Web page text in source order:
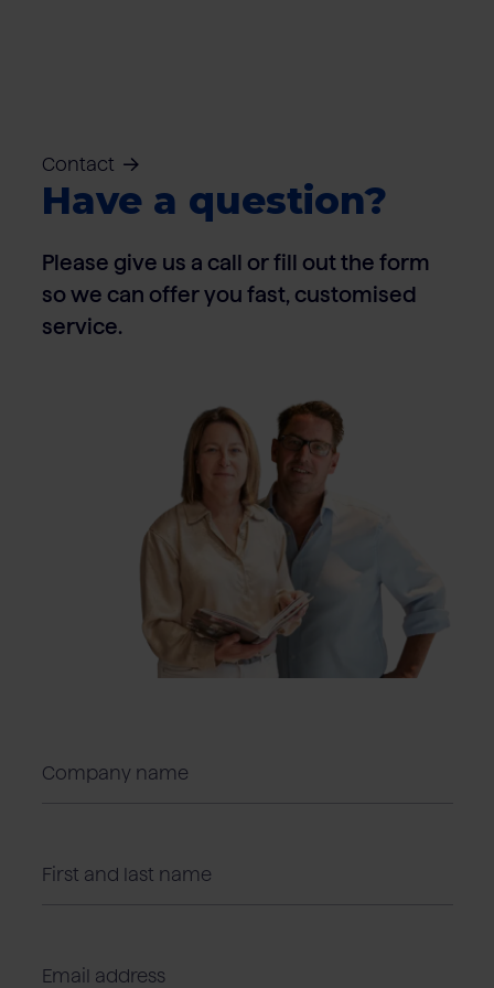
Contact
Have a question?
Please give us a call or fill out the form
so we can offer you fast, customised
service.